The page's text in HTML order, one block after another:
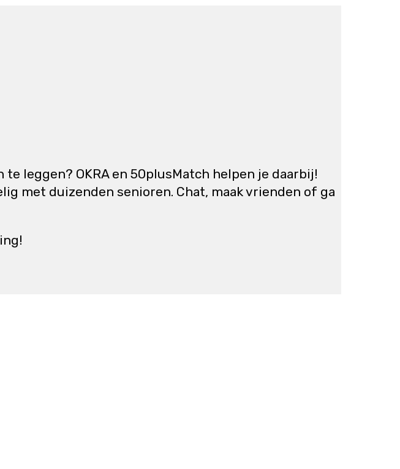
leggen? OKRA en 50plusMatch helpen je daarbij!
met duizenden senioren. Chat, maak vrienden of ga